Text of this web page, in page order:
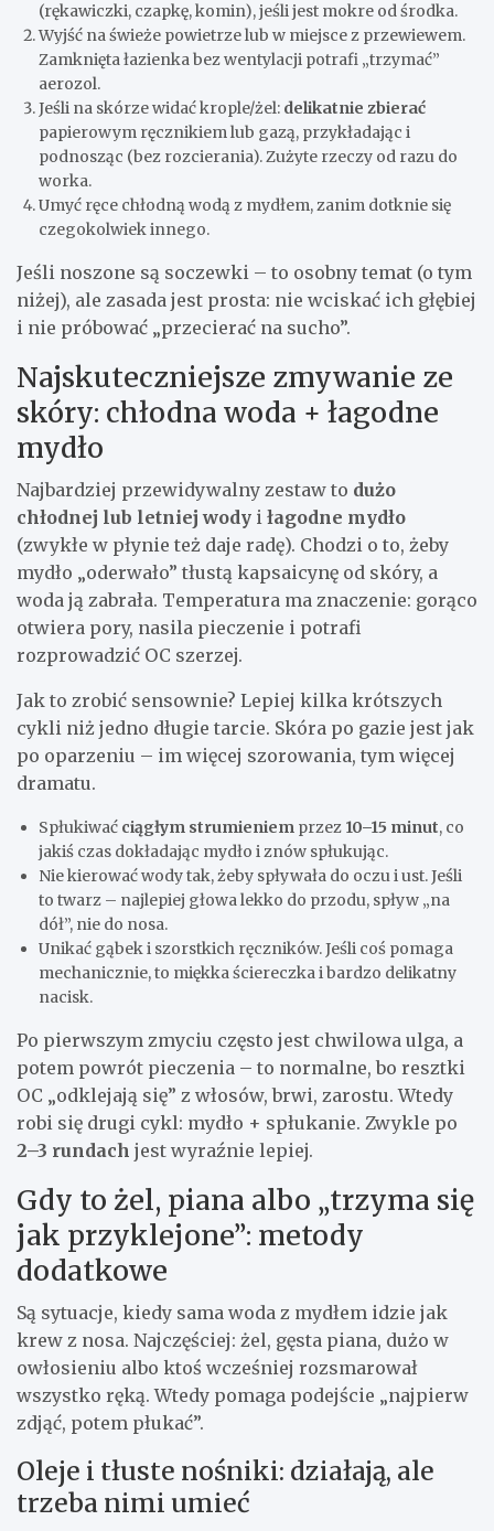
(rękawiczki, czapkę, komin), jeśli jest mokre od środka.
Wyjść na świeże powietrze lub w miejsce z przewiewem.
Zamknięta łazienka bez wentylacji potrafi „trzymać”
aerozol.
Jeśli na skórze widać krople/żel: delikatnie zbierać
papierowym ręcznikiem lub gazą, przykładając i
podnosząc (bez rozcierania). Zużyte rzeczy od razu do
worka.
Umyć ręce chłodną wodą z mydłem, zanim dotknie się
czegokolwiek innego.
Jeśli noszone są soczewki – to osobny temat (o tym
niżej), ale zasada jest prosta: nie wciskać ich głębiej
i nie próbować „przecierać na sucho”.
Najskuteczniejsze zmywanie ze
skóry: chłodna woda + łagodne
mydło
Najbardziej przewidywalny zestaw to dużo
chłodnej lub letniej wody i łagodne mydło
(zwykłe w płynie też daje radę). Chodzi o to, żeby
mydło „oderwało” tłustą kapsaicynę od skóry, a
woda ją zabrała. Temperatura ma znaczenie: gorąco
otwiera pory, nasila pieczenie i potrafi
rozprowadzić OC szerzej.
Jak to zrobić sensownie? Lepiej kilka krótszych
cykli niż jedno długie tarcie. Skóra po gazie jest jak
po oparzeniu – im więcej szorowania, tym więcej
dramatu.
Spłukiwać ciągłym strumieniem przez 10–15 minut, co
jakiś czas dokładając mydło i znów spłukując.
Nie kierować wody tak, żeby spływała do oczu i ust. Jeśli
to twarz – najlepiej głowa lekko do przodu, spływ „na
dół”, nie do nosa.
Unikać gąbek i szorstkich ręczników. Jeśli coś pomaga
mechanicznie, to miękka ściereczka i bardzo delikatny
nacisk.
Po pierwszym zmyciu często jest chwilowa ulga, a
potem powrót pieczenia – to normalne, bo resztki
OC „odklejają się” z włosów, brwi, zarostu. Wtedy
robi się drugi cykl: mydło + spłukanie. Zwykle po
2–3 rundach jest wyraźnie lepiej.
Gdy to żel, piana albo „trzyma się
jak przyklejone”: metody
dodatkowe
Są sytuacje, kiedy sama woda z mydłem idzie jak
krew z nosa. Najczęściej: żel, gęsta piana, dużo w
owłosieniu albo ktoś wcześniej rozsmarował
wszystko ręką. Wtedy pomaga podejście „najpierw
zdjąć, potem płukać”.
Oleje i tłuste nośniki: działają, ale
trzeba nimi umieć